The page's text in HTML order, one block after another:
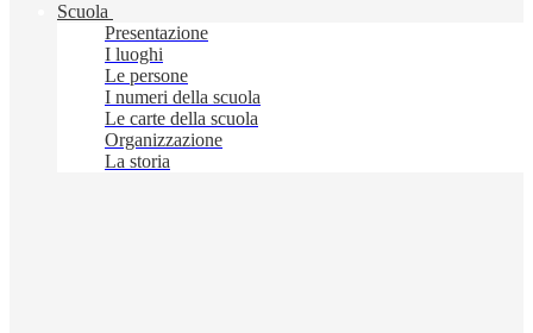
Scuola
Presentazione
I luoghi
Le persone
I numeri della scuola
Le carte della scuola
Organizzazione
La storia